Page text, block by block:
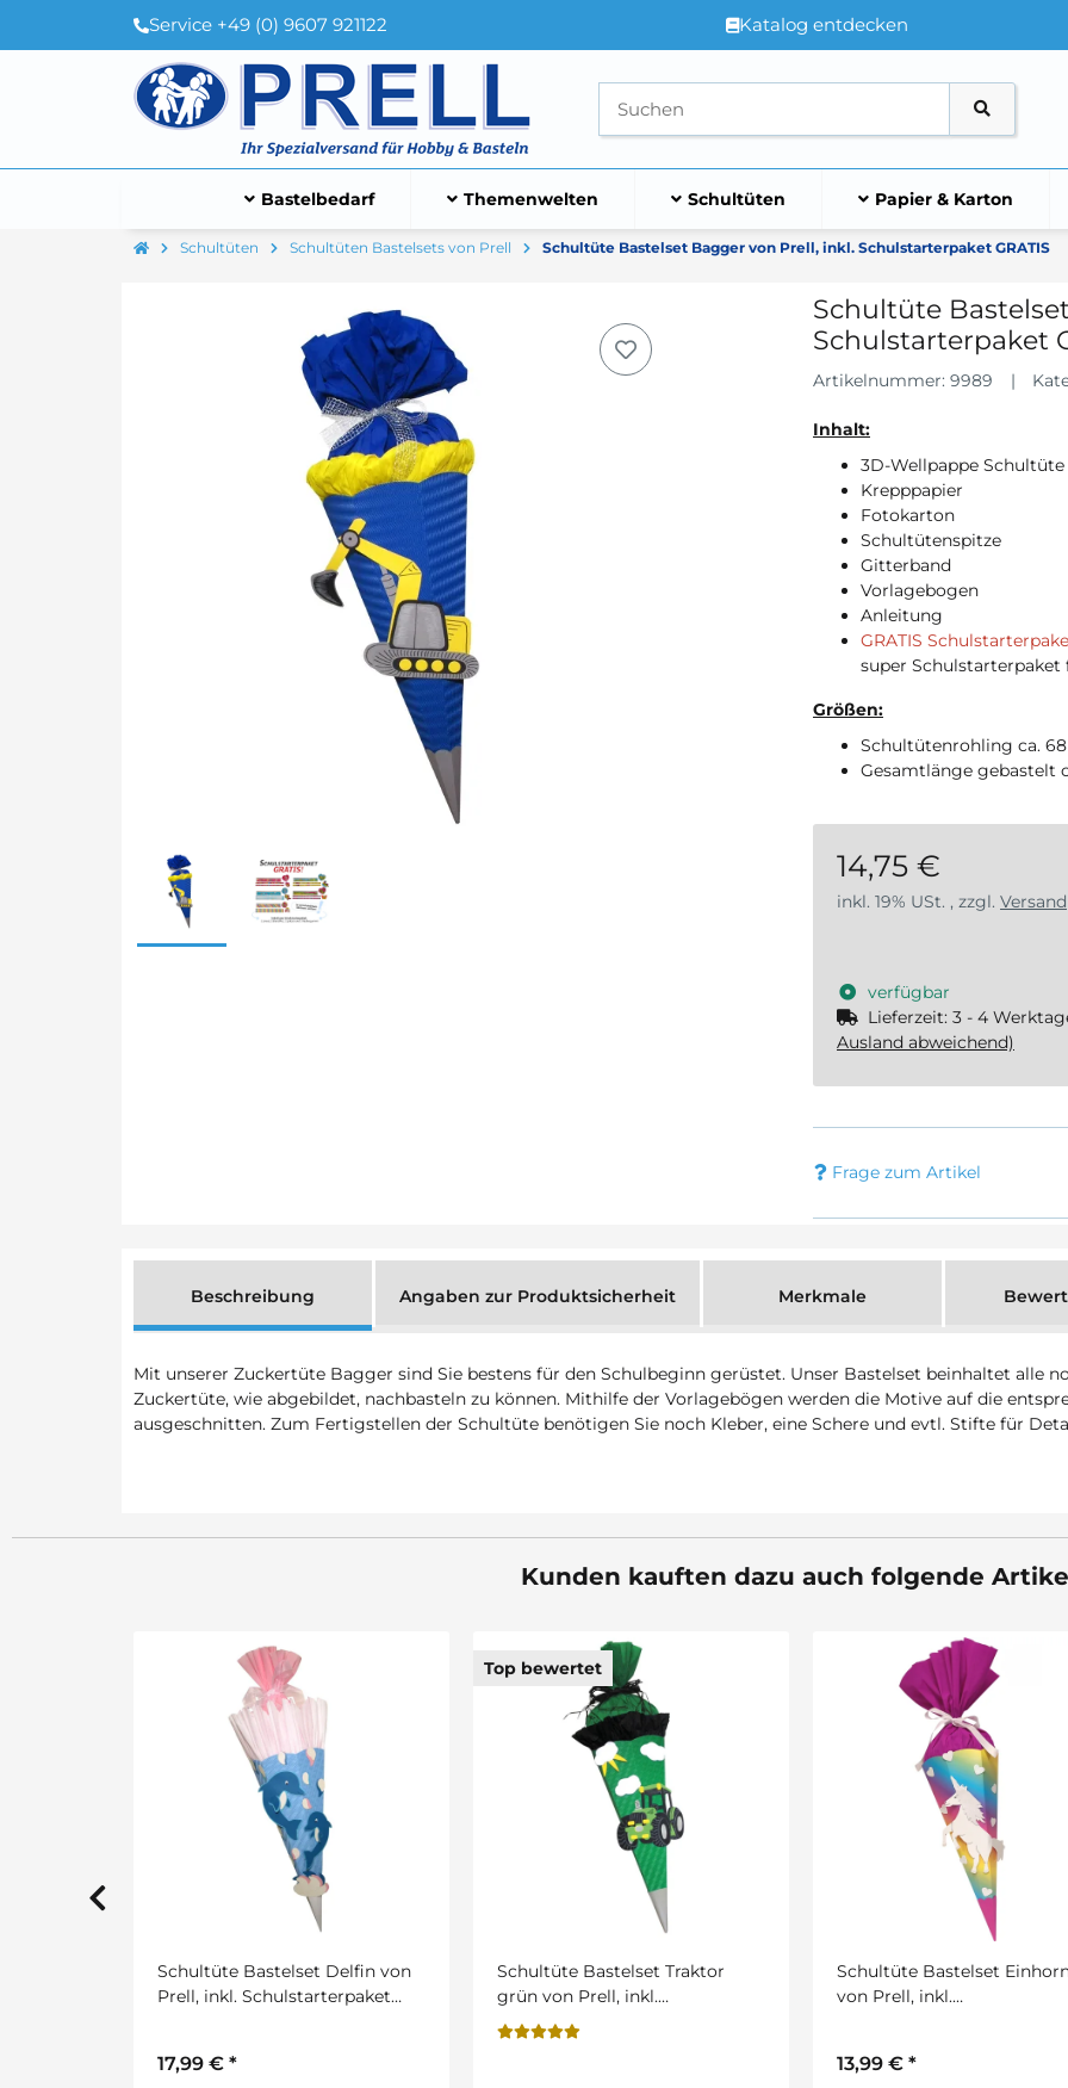
Service +49 (0) 9607 921122 Katalog entdecken
Bastelbedarf Themenwelten Schultüten Papier & Karton
Schultüten Schultüten Bastelsets von Prell Schultüte Bastelset Bagger von Prell, inkl. Schulstarterpaket GRATIS
Schultüte
Schulstarterpaket
Artikelnummer: 9989
Inhalt:
3D-Wellpappe Schultüte
Krepppapier
Fotokarton
Schultütenspitze
Gitterband
Vorlagebogen
Anleitung
GRATIS
super Schulstarterpaket
Größen:
Schultütenrohling ca.
Gesamtlänge gebastelt
14,75 €
inkl. 19% USt. , zzgl. Versand
verfügbar
Lieferzeit: 3 - 4
Ausland abweichend)
Frage zum Artikel
Beschreibung Angaben zur Produktsicherheit Merkmale
Mit unserer Zuckertüte Bagger sind Sie bestens für den Schulbeginn gerüstet. Unser Bastelset beinhaltet alle
Zuckertüte, wie abgebildet, nachbasteln zu können. Mithilfe der Vorlagebögen werden die Motive auf die
ausgeschnitten. Zum Fertigstellen der Schultüte benötigen Sie noch Kleber, eine Schere und evtl. Stifte für
Kunden kauften dazu auch folgende
Top bewertet
Schultüte Bastelset Traktor
grün von Prell, inkl.
Schultüte Bastelset Einhorn
von Prell, inkl.
Schulstarterpaket GRATIS
Schultüte Bastelset Nixe
URSUS inkl.
14,95 €*